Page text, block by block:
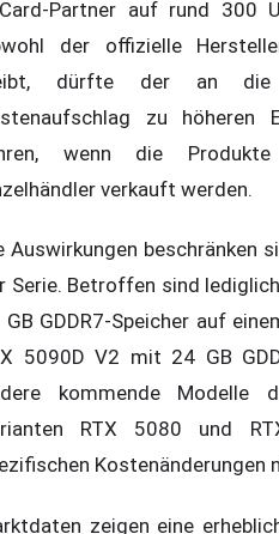
Partner auf rund 300
der offizielle
dürfte der an die
zu höheren
wenn die
verkauft werden.
Auswirkungen beschränken
Serie. Betroffen sind
GB GDDR7-Speicher auf
5090D V2 mit 24 GB
kommende Modelle
RTX 5080 und
Kostenänderungen
zeigen eine